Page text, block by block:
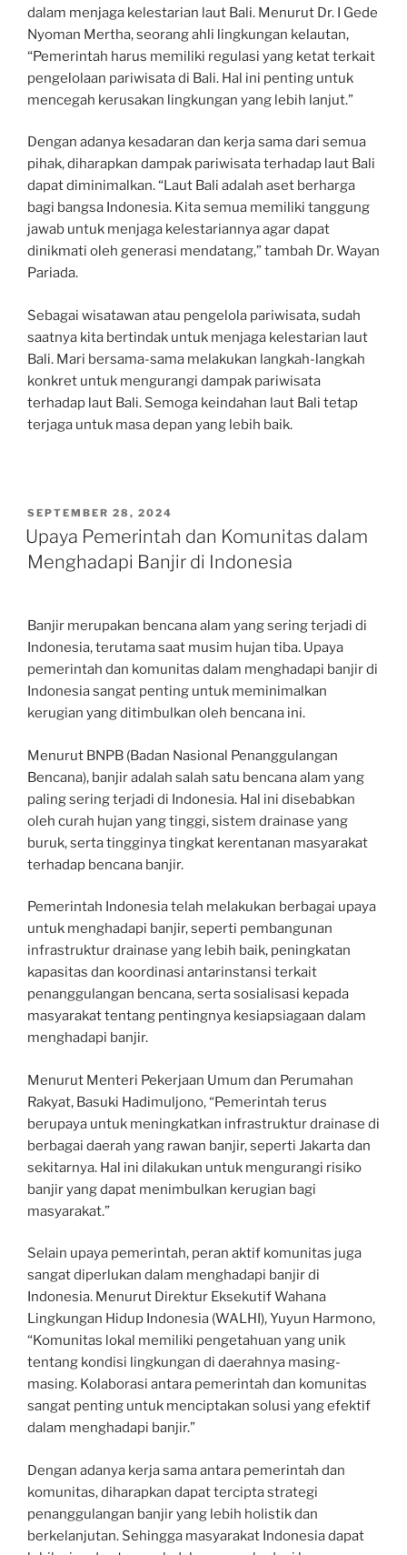
dalam menjaga kelestarian laut Bali. Menurut Dr. I Gede
Nyoman Mertha, seorang ahli lingkungan kelautan,
“Pemerintah harus memiliki regulasi yang ketat terkait
pengelolaan pariwisata di Bali. Hal ini penting untuk
mencegah kerusakan lingkungan yang lebih lanjut.”
Dengan adanya kesadaran dan kerja sama dari semua
pihak, diharapkan dampak pariwisata terhadap laut Bali
dapat diminimalkan. “Laut Bali adalah aset berharga
bagi bangsa Indonesia. Kita semua memiliki tanggung
jawab untuk menjaga kelestariannya agar dapat
dinikmati oleh generasi mendatang,” tambah Dr. Wayan
Pariada.
Sebagai wisatawan atau pengelola pariwisata, sudah
saatnya kita bertindak untuk menjaga kelestarian laut
Bali. Mari bersama-sama melakukan langkah-langkah
konkret untuk mengurangi dampak pariwisata
terhadap laut Bali. Semoga keindahan laut Bali tetap
terjaga untuk masa depan yang lebih baik.
POSTED
ON
SEPTEMBER 28, 2024
Upaya Pemerintah dan Komunitas dalam
Menghadapi Banjir di Indonesia
Banjir merupakan bencana alam yang sering terjadi di
Indonesia, terutama saat musim hujan tiba. Upaya
pemerintah dan komunitas dalam menghadapi banjir di
Indonesia sangat penting untuk meminimalkan
kerugian yang ditimbulkan oleh bencana ini.
Menurut BNPB (Badan Nasional Penanggulangan
Bencana), banjir adalah salah satu bencana alam yang
paling sering terjadi di Indonesia. Hal ini disebabkan
oleh curah hujan yang tinggi, sistem drainase yang
buruk, serta tingginya tingkat kerentanan masyarakat
terhadap bencana banjir.
Pemerintah Indonesia telah melakukan berbagai upaya
untuk menghadapi banjir, seperti pembangunan
infrastruktur drainase yang lebih baik, peningkatan
kapasitas dan koordinasi antarinstansi terkait
penanggulangan bencana, serta sosialisasi kepada
masyarakat tentang pentingnya kesiapsiagaan dalam
menghadapi banjir.
Menurut Menteri Pekerjaan Umum dan Perumahan
Rakyat, Basuki Hadimuljono, “Pemerintah terus
berupaya untuk meningkatkan infrastruktur drainase di
berbagai daerah yang rawan banjir, seperti Jakarta dan
sekitarnya. Hal ini dilakukan untuk mengurangi risiko
banjir yang dapat menimbulkan kerugian bagi
masyarakat.”
Selain upaya pemerintah, peran aktif komunitas juga
sangat diperlukan dalam menghadapi banjir di
Indonesia. Menurut Direktur Eksekutif Wahana
Lingkungan Hidup Indonesia (WALHI), Yuyun Harmono,
“Komunitas lokal memiliki pengetahuan yang unik
tentang kondisi lingkungan di daerahnya masing-
masing. Kolaborasi antara pemerintah dan komunitas
sangat penting untuk menciptakan solusi yang efektif
dalam menghadapi banjir.”
Dengan adanya kerja sama antara pemerintah dan
komunitas, diharapkan dapat tercipta strategi
penanggulangan banjir yang lebih holistik dan
berkelanjutan. Sehingga masyarakat Indonesia dapat